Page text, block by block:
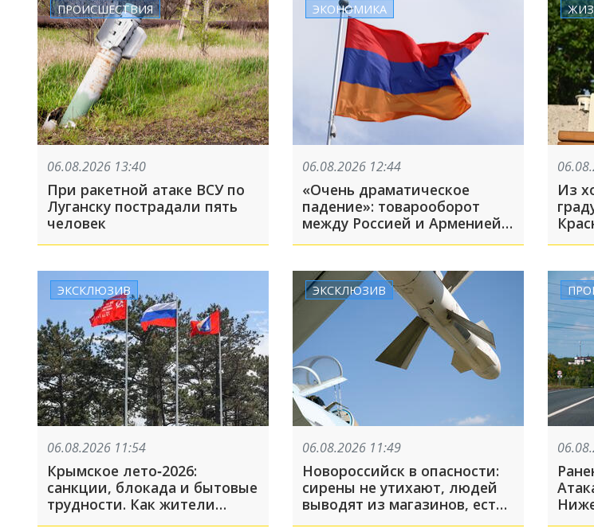
ПРОИСШЕСТВИЯ
06.08.2026 13:40
При ракетной атаке ВСУ по
Луганску пострадали пять
человек
ЭКОНОМИКА
06.08.2026 12:44
«Очень драматическое
падение»: товарооборот
между Россией и Арменией
обрушился
Из
ЭКСКЛЮЗИВ
06.08.2026 11:54
Крымское лето‑2026:
санкции, блокада и бытовые
трудности. Как жители
полуострова справляются с
ЭКСКЛЮЗИВ
06.08.2026 11:49
Новороссийск в опасности:
сирены не утихают, людей
выводят из магазинов, есть
фиксации БПЛА в разных